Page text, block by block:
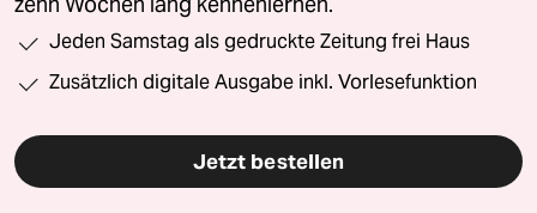
Jeden Samstag als gedruckte Zeitung frei Haus
Zusätzlich digitale Ausgabe inkl. Vorlesefunktion
Jetzt bestellen